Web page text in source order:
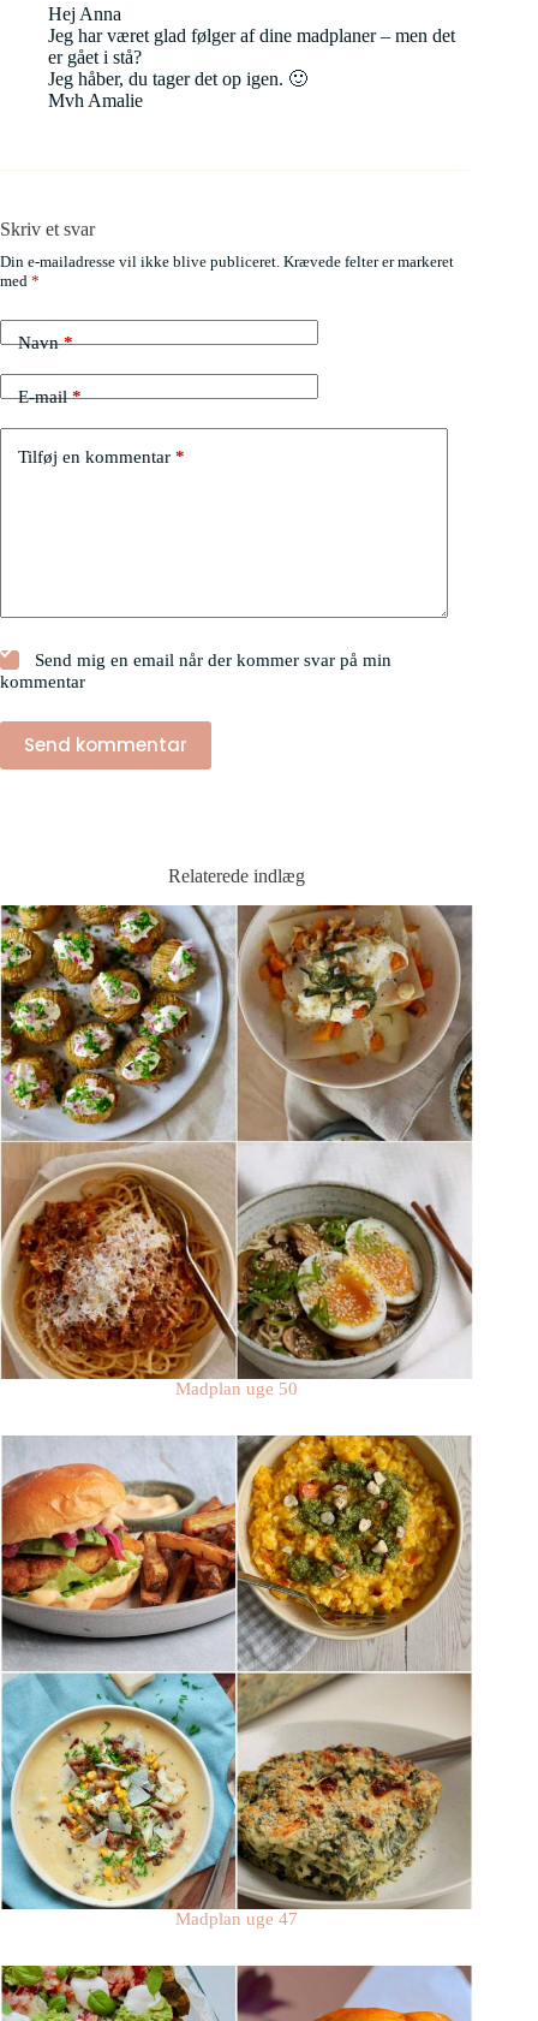
Hej Anna
Jeg har været glad følger af dine madplaner – men det
er gået i stå?
Jeg håber, du tager det op igen. 🙂
Mvh Amalie
Skriv et svar
Din e-mailadresse vil ikke blive publiceret. Krævede felter er markeret
med *
Navn*
E-mail*
Tilføj en kommentar *
Send mig en email når der kommer svar på min
kommentar
Send kommentar
Relaterede indlæg
Madplan uge 50
Madplan uge 47